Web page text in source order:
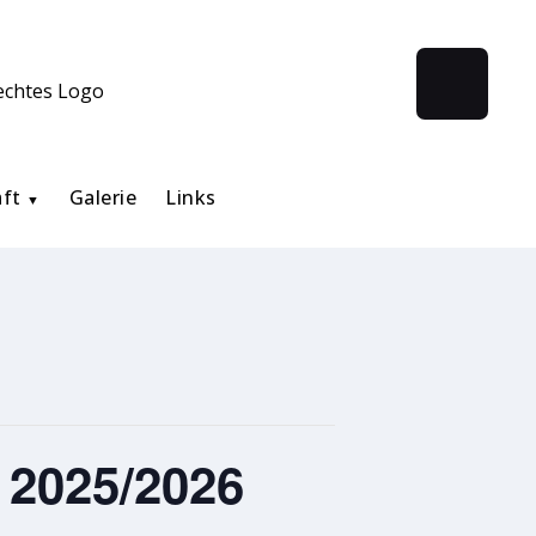
Galerie Links
2026